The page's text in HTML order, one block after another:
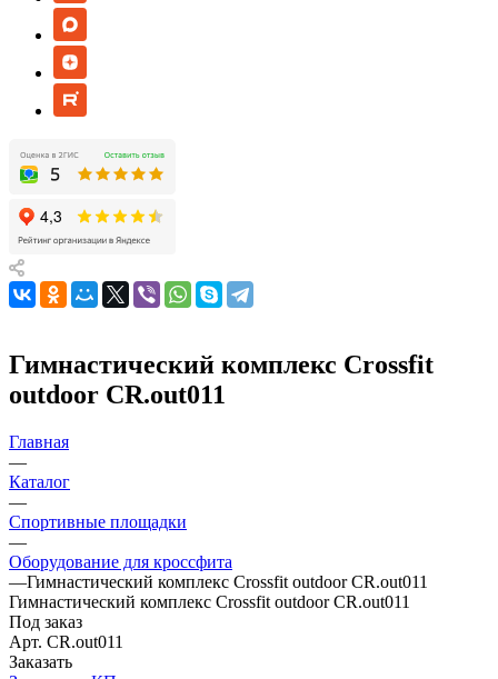
Гимнастический комплекс Crossfit
outdoor CR.out011
Главная
—
Каталог
—
Спортивные площадки
—
Оборудование для кроссфита
—Гимнастический комплекс Crossfit outdoor CR.out011
Гимнастический комплекс Crossfit outdoor CR.out011
Под заказ
Арт. CR.out011
Заказать